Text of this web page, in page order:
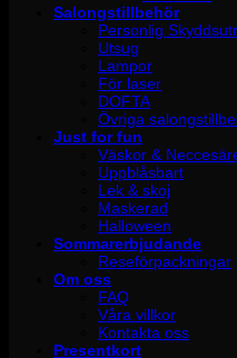
Salongstillbehör
Personlig
Utsug
Lampor
För laser
DOFTA
Övriga
Just for fun
Väskor &
Uppblåsbart
Lek & skoj
Maskerad
Halloween
Sommarerbjudande
Reseförpackningar
Om oss
FAQ
Våra villkor
Kontakta oss
Presentkort